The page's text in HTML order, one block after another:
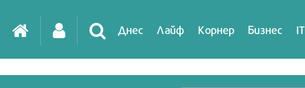
Днес Лайф Корнер Бизнес IT